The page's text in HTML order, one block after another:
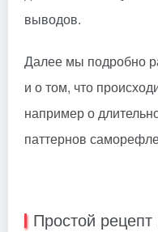
выводов.
Далее мы подробно
и о том, что
например о
паттернов
Простой рецепт